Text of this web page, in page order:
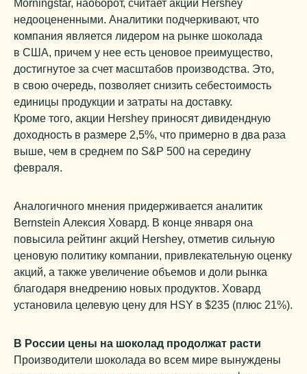
Morningstar, наоборот, считает акции Hershey
недооцененными. Аналитики подчеркивают, что
компания является лидером на рынке шоколада
в США, причем у нее есть ценовое преимущество,
достигнутое за счет масштабов производства. Это,
в свою очередь, позволяет снизить себестоимость
единицы продукции и затраты на доставку.
Кроме того, акции Hershey приносят дивидендную
доходность в размере 2,5%, что примерно в два раза
выше, чем в среднем по S&P 500 на середину
февраля.
Аналогичного мнения придерживается аналитик
Bernstein Алексия Ховард. В конце января она
повысила рейтинг акций Hershey, отметив сильную
ценовую политику компании, привлекательную оценку
акций, а также увеличение объемов и доли рынка
благодаря внедрению новых продуктов. Ховард
установила целевую цену для HSY в $235 (плюс 21%).
В России цены на шоколад продолжат расти
Производители шоколада во всем мире вынуждены